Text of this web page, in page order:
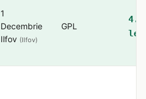
1
Decembrie
Ilfov (Ilfov)
GPL